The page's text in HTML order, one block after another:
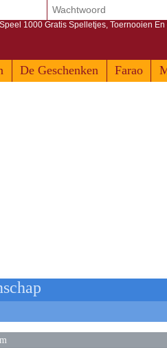
De Geschenken Farao
1000 Gratis Spelletjes, Toernooien En